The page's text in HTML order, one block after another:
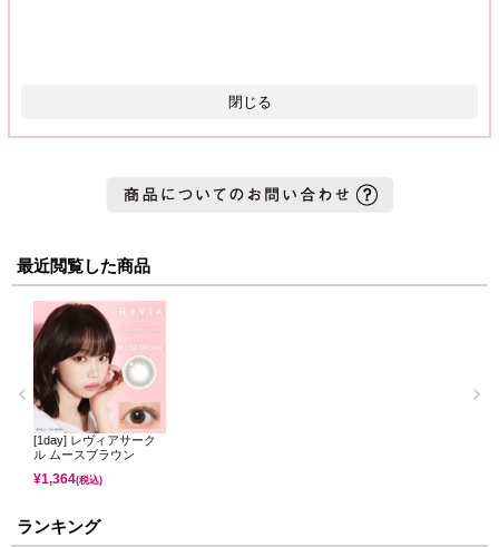
閉じる
最近閲覧した商品
[1day] レヴィアサーク
ル ムースブラウン
¥1,364(税込)
ランキング